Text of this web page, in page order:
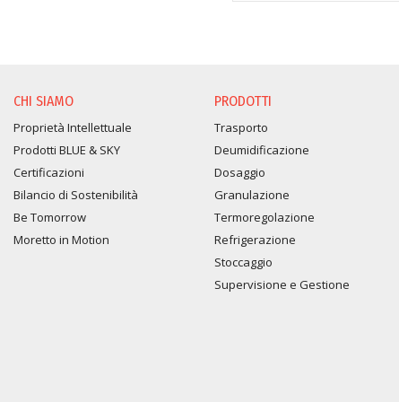
CHI SIAMO
Proprietà Intellettuale
Prodotti BLUE & SKY
Certificazioni
Bilancio di Sostenibilità
Be Tomorrow
Moretto in Motion
PRODOTTI
Trasporto
Deumidificazione
Dosaggio
Granulazione
Termoregolazione
Refrigerazione
Stoccaggio
Supervisione e Gestione